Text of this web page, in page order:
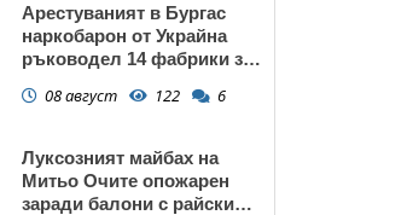
Арестуваният в Бургас
наркобарон от Украйна
ръководел 14 фабрики за
08 август 122 6
Луксозният майбах на
Митьо Очите опожарен
заради балони с райски